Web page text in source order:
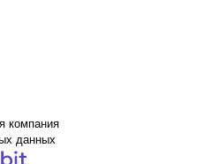
компания
данных